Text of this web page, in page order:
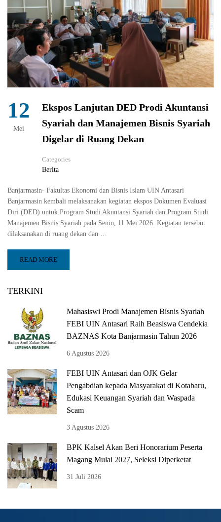
12
Mei
Ekspos Lanjutan DED Prodi Akuntansi
Syariah dan Manajemen Bisnis Syariah
Digelar di Ruang Dekan
Categories
Berita
Banjarmasin- Fakultas Ekonomi dan Bisnis Islam UIN Antasari
Banjarmasin kembali melaksanakan kegiatan ekspos Dokumen Evaluasi
Diri (DED) untuk Program Studi Akuntansi Syariah dan Program Studi
Manajemen Bisnis Syariah pada Senin, 11 Mei 2026. Kegiatan tersebut
dilaksanakan di ruang dekan dan …
READ MORE
TERKINI
Mahasiswi Prodi Manajemen Bisnis Syariah
FEBI UIN Antasari Raih Beasiswa Cendekia
BAZNAS Kota Banjarmasin Tahun 2026
6 Agustus 2026
FEBI UIN Antasari dan OJK Gelar
Pengabdian kepada Masyarakat di Kotabaru,
Edukasi Keuangan Syariah dan Waspada
Scam
3 Agustus 2026
BPK Kalsel Akan Beri Honorarium Peserta
Magang Mulai 2027, Seleksi Diperketat
31 Juli 2026